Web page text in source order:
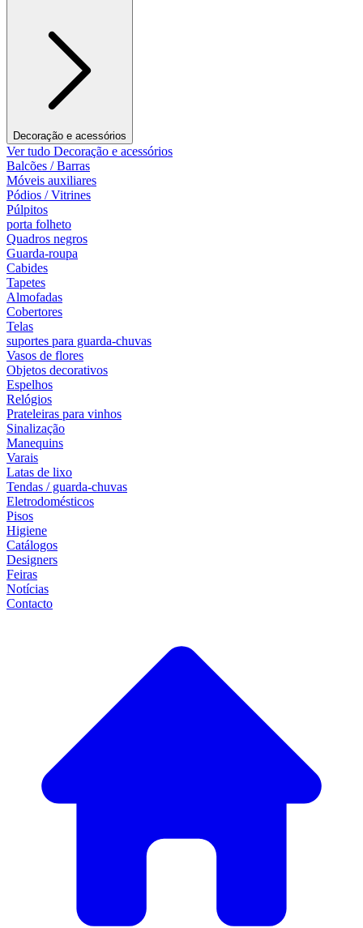
Decoração e acessórios
Ver tudo Decoração e acessórios
Balcões / Barras
Móveis auxiliares
Pódios / Vitrines
Púlpitos
porta folheto
Quadros negros
Guarda-roupa
Cabides
Tapetes
Almofadas
Cobertores
Telas
suportes para guarda-chuvas
Vasos de flores
Objetos decorativos
Espelhos
Relógios
Prateleiras para vinhos
Sinalização
Manequins
Varais
Latas de lixo
Tendas / guarda-chuvas
Eletrodomésticos
Pisos
Higiene
Catálogos
Designers
Feiras
Notícias
Contacto